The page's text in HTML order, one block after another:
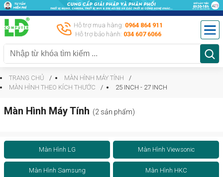
Hỗ trợ mua hàng: 0964 864 911
Hỗ trợ bảo hành: 034 607 6066
TRANG CHỦ
MÀN HÌNH MÁY TÍNH
MÀN HÌNH THEO KÍCH THƯỚC
25 INCH - 27 INCH
Màn Hình Máy Tính (2 sản phẩm)
Màn Hình LG Màn Hình Viewsonic
Màn Hình Samsung Màn Hình HKC